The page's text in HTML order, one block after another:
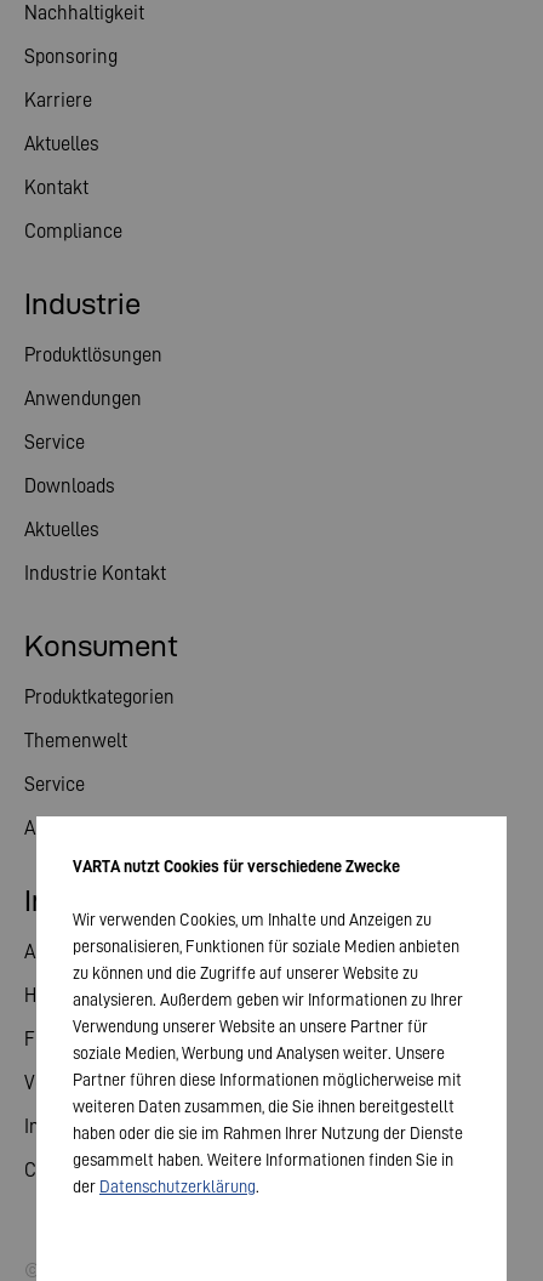
Nachhaltigkeit
Sponsoring
Karriere
Aktuelles
Kontakt
Compliance
Konsument
Produktkategorien
Themenwelt
Service
Aktuelles
Industrie
Produktlösungen
Anwendungen
Service
Downloads
Aktuelles
Industrie Kontakt
Investor Relations
Aktie
Hauptversammlung
Finanzkalender
Veröffentlichungen
Investorenkontakt
Corporate Governance
© 2026 VARTA AG. Alle Rechte vorbehalten.
VARTA nutzt Cookies für verschiedene Zwecke
Wir verwenden Cookies, um Inhalte und Anzeigen zu
personalisieren, Funktionen für soziale Medien anbieten
zu können und die Zugriffe auf unserer Website zu
analysieren. Außerdem geben wir Informationen zu Ihrer
Verwendung unserer Website an unsere Partner für
soziale Medien, Werbung und Analysen weiter. Unsere
Partner führen diese Informationen möglicherweise mit
weiteren Daten zusammen, die Sie ihnen bereitgestellt
haben oder die sie im Rahmen Ihrer Nutzung der Dienste
gesammelt haben. Weitere Informationen finden Sie in
der Datenschutzerklärung.